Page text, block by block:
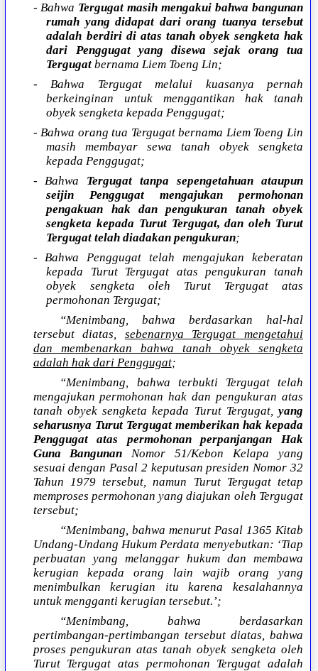
- Bahwa Tergugat masih mengakui bahwa bangunan
rumah yang didapat dari orang tuanya tersebut
adalah berdiri di atas tanah obyek sengketa hak
dari Penggugat yang disewa sejak orang tua
Tergugat bernama Liem Toeng Lin;
- Bahwa Tergugat melalui kuasanya pernah
berkeinginan untuk menggantikan hak tanah
obyek sengketa kepada Penggugat;
- Bahwa orang tua Tergugat bernama Liem Toeng Lin
masih membayar sewa tanah obyek sengketa
kepada Penggugat;
- Bahwa Tergugat tanpa sepengetahuan ataupun
seijin Penggugat mengajukan permohonan
pengakuan hak dan pengukuran tanah obyek
sengketa kepada Turut Tergugat, dan oleh Turut
Tergugat telah diadakan pengukuran;
- Bahwa Penggugat telah mengajukan keberatan
kepada Turut Tergugat atas pengukuran tanah
obyek sengketa oleh Turut Tergugat atas
permohonan Tergugat;
“Menimbang, bahwa berdasarkan hal-hal
tersebut diatas, sebenarnya Tergugat mengetahui
dan membenarkan bahwa tanah obyek sengketa
adalah hak dari Penggugat;
“Menimbang, bahwa terbukti Tergugat telah
mengajukan permohonan hak dan pengukuran atas
tanah obyek sengketa kepada Turut Tergugat, yang
seharusnya Turut Tergugat memberikan hak kepada
Penggugat atas permohonan perpanjangan Hak
Guna Bangunan Nomor 51/Kebon Kelapa yang
sesuai dengan Pasal 2 keputusan presiden Nomor 32
Tahun 1979 tersebut, namun Turut Tergugat tetap
memproses permohonan yang diajukan oleh Tergugat
tersebut;
“Menimbang, bahwa menurut Pasal 1365 Kitab
Undang-Undang Hukum Perdata menyebutkan: ‘Tiap
perbuatan yang melanggar hukum dan membawa
kerugian kepada orang lain wajib orang yang
menimbulkan kerugian itu karena kesalahannya
untuk mengganti kerugian tersebut.’;
“Menimbang, bahwa berdasarkan
pertimbangan-pertimbangan tersebut diatas, bahwa
proses pengukuran atas tanah obyek sengketa oleh
Turut Tergugat atas permohonan Tergugat adalah